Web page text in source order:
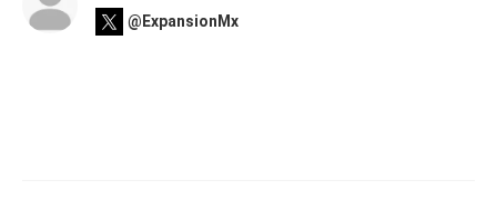
@ExpansionMx